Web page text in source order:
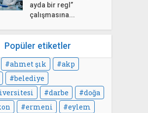
ayda bir regl”
çalışmasına...
Popüler etiketler
ahmet şık
akp
belediye
darbe
doğa
ermeni
eylem